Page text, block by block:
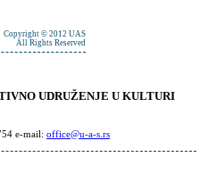
Copyright © 2012 UAS
All Rights Reserved
UDRUŽENJE U KULTURI
e-mail: office@u-a-s.rs